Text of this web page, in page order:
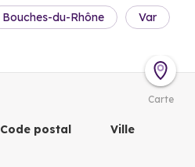
Bouches-du-Rhône Var
Carte
Code postal Ville